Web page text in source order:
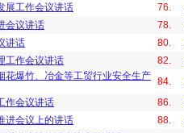
展工作会议讲话 76.
会议讲话 78.
讲话 80.
工作会议讲话 82.
花爆竹、冶金等工贸行业安全生产 84.
作会议讲话 86.
进会议上的讲话 88.